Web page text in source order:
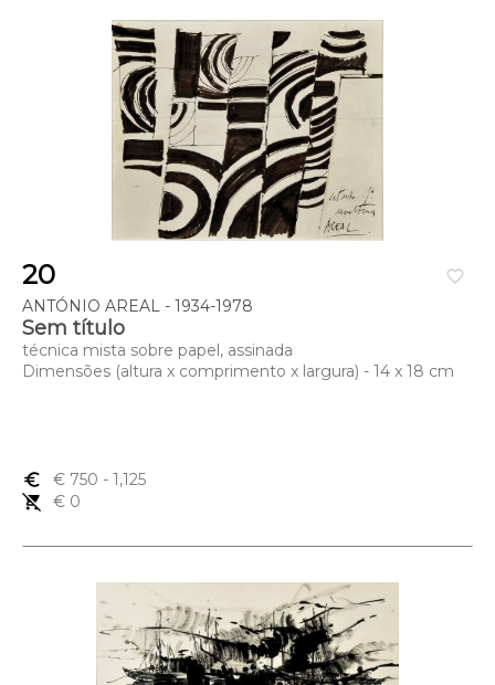
favorite_border
20
ANTÓNIO AREAL - 1934-1978
Sem título
técnica mista sobre papel, assinada
Dimensões (altura x comprimento x largura) - 14 x 18 cm
euro_symbol € 750 - 1,125
remove_shopping_cart
€ 0